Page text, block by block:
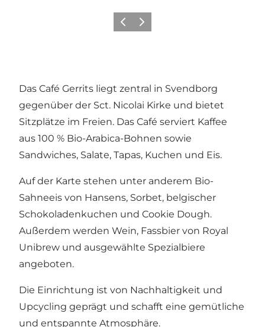
ZurückWeiter
Das Café Gerrits liegt zentral in Svendborg
gegenüber der Sct. Nicolai Kirke und bietet
Sitzplätze im Freien. Das Café serviert Kaffee
aus 100 % Bio-Arabica-Bohnen sowie
Sandwiches, Salate, Tapas, Kuchen und Eis.
Auf der Karte stehen unter anderem Bio-
Sahneeis von Hansens, Sorbet, belgischer
Schokoladenkuchen und Cookie Dough.
Außerdem werden Wein, Fassbier von Royal
Unibrew und ausgewählte Spezialbiere
angeboten.
Die Einrichtung ist von Nachhaltigkeit und
Upcycling geprägt und schafft eine gemütliche
und entspannte Atmosphäre.